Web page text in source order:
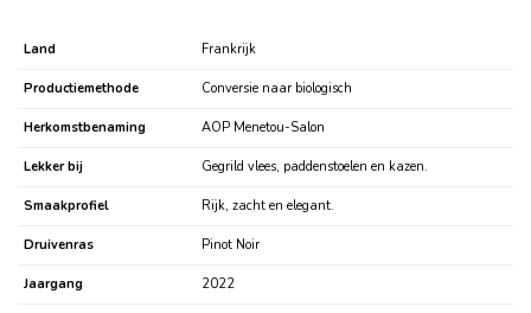
Land Frankrijk
Productiemethode Conversie naar biologisch
Herkomstbenaming AOP Menetou-Salon
Lekker bij Gegrild vlees, paddenstoelen en kazen.
Smaakprofiel Rijk, zacht en elegant.
Druivenras Pinot Noir
Jaargang 2022